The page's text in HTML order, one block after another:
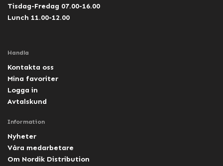
Tisdag-Fredag 07.00-16.00
Lunch 11.00-12.00
Handla
Kontakta oss
Mina favoriter
Logga in
Avtalskund
Information
Nyheter
Våra medarbetare
Om Nordik Distribution